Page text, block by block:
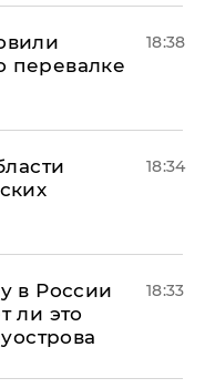
перевалке
18:38
18:34
в России
ли это
18:33